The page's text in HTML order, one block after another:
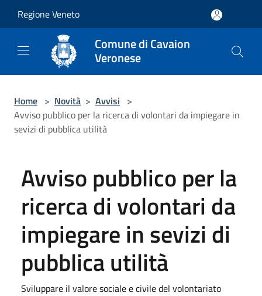
Regione Veneto
Comune di Cavaion
Veronese
Home > Novità > Avvisi >
Avviso pubblico per la ricerca di volontari da impiegare in
sevizi di pubblica utilità
Avviso pubblico per la
ricerca di volontari da
impiegare in sevizi di
pubblica utilità
Sviluppare il valore sociale e civile del volontariato